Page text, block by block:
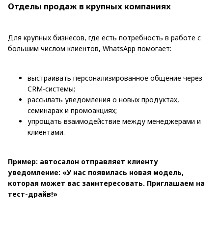
Отделы продаж в крупных компаниях
Для крупных бизнесов, где есть потребность в работе с
большим числом клиентов, WhatsApp помогает:
выстраивать персонализированное общение через
CRM-системы;
рассылать уведомления о новых продуктах,
семинарах и промоакциях;
упрощать взаимодействие между менеджерами и
клиентами.
Пример: автосалон отправляет клиенту
уведомление: «У нас появилась новая модель,
которая может вас заинтересовать. Приглашаем на
тест-драйв!»